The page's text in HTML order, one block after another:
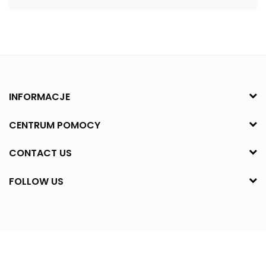
INFORMACJE
CENTRUM POMOCY
CONTACT US
FOLLOW US